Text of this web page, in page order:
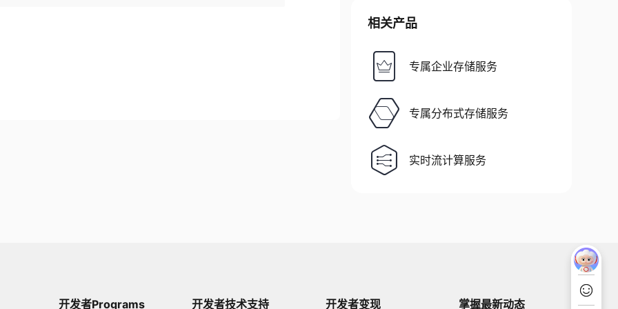
相关产品
专属企业存储服务
专属分布式存储服务
实时流计算服务
开发者Programs 开发者技术支持 开发者变现 掌握最新动态